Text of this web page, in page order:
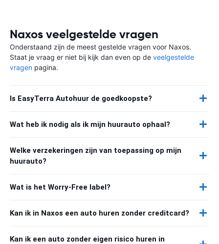
Naxos veelgestelde vragen
Onderstaand zijn de meest gestelde vragen voor Naxos.
Staat je vraag er niet bij kijk dan even op de veelgestelde
vragen pagina.
Is EasyTerra Autohuur de goedkoopste?
Wat heb ik nodig als ik mijn huurauto ophaal?
Welke verzekeringen zijn van toepassing op mijn
huurauto?
Wat is het Worry-Free label?
Kan ik in Naxos een auto huren zonder creditcard?
Kan ik een auto zonder eigen risico huren in